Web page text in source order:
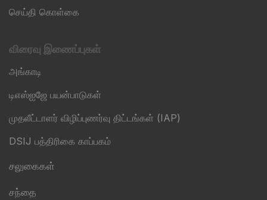
செய்தி கொள்கை
விரைவு இணைப்புகள்
அங்காடி
டிஎஸ்ஐஜே பயன்பாடுகள்
முதலீட்டாளர் விழிப்புணர்வு திட்டங்கள் (IAP)
DSIJ பத்திரிகை காப்பகம்
சலுகைகள்
சந்தை